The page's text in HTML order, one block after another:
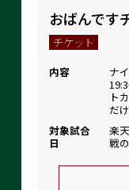
おばんです
チケット
内容
ナ
ト
だ
対象試合
日
楽
戦